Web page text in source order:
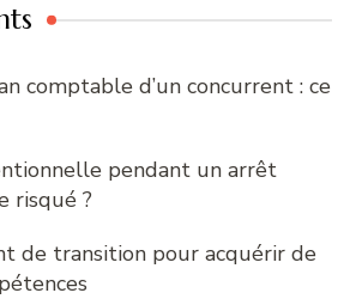
comptable d’un concurrent : ce
pendant un arrêt
risqué ?
de transition pour acquérir de